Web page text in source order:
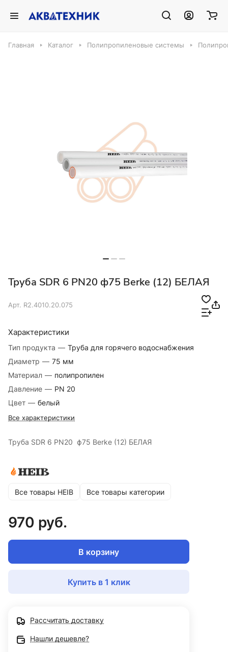
Главная Каталог Полипропиленовые системы
Труба SDR 6 PN20 ф75 Berke (12) БЕЛАЯ
Арт. R2.4010.20.075
Характеристики
Тип продукта — Труба для горячего водоснабжения
Диаметр — 75 мм
Материал — полипропилен
Давление — PN 20
Цвет — белый
Все характеристики
Труба SDR 6 PN20 ф75 Berke (12) БЕЛАЯ
Все товары HEIB Все товары категории
970 руб.
В корзину
Купить в 1 клик
Рассчитать доставку
Нашли дешевле?